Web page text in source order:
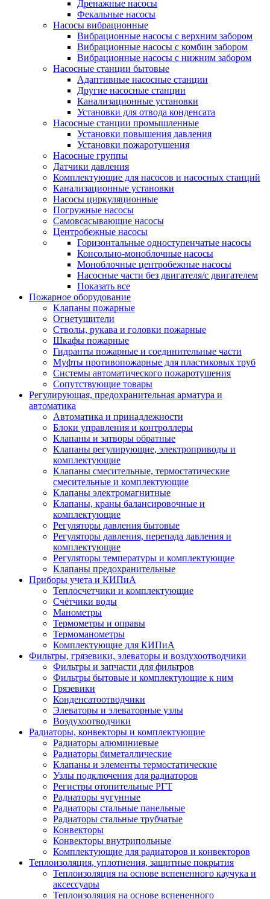
Дренажные насосы
Фекальные насосы
Насосы вибрационные
Вибрационные насосы с верхним забором
Вибрационные насосы с комбин забором
Вибрационные насосы с нижним забором
Насосные станции бытовые
Адаптивные насосные станции
Другие насосные станции
Канализационные установки
Установки для отвода конденсата
Насосные станции промышленные
Установки повышения давления
Установки пожаротушения
Насосные группы
Датчики давления
Комплектующие для насосов и насосных станций
Канализационные установки
Насосы циркуляционные
Погружные насосы
Самовсасывающие насосы
Центробежные насосы
Горизонтальные одноступенчатые насосы
Консольно-моноблочные насосы
Моноблочные центробежные насосы
Насосные части без двигателя/с двигателем
Показать все
Пожарное оборудование
Клапаны пожарные
Огнетушители
Стволы, рукава и головки пожарные
Шкафы пожарные
Гидранты пожарные и соединительные части
Муфты противопожарные для пластиковых труб
Системы автоматического пожаротушения
Сопутствующие товары
Регулирующая, предохранительная арматура и
автоматика
Автоматика и принадлежности
Блоки управления и контроллеры
Клапаны и затворы обратные
Клапаны регулирующие, электроприводы и
комплектующие
Клапаны смесительные, термостатические
смесительные и комплектующие
Клапаны электромагнитные
Клапаны, краны балансировочные и
комплектующие
Регуляторы давления бытовые
Регуляторы давления, перепада давления и
комплектующие
Регуляторы температуры и комплектующие
Клапаны предохранительные
Приборы учета и КИПиА
Теплосчетчики и комплектующие
Счётчики воды
Манометры
Термометры и оправы
Термоманометры
Комплектующие для КИПиА
Фильтры, грязевики, элеваторы и воздухоотводчики
Фильтры и запчасти для фильтров
Фильтры бытовые и комплектующие к ним
Грязевики
Конденсатоотводчики
Элеваторы и элеваторные узлы
Воздухоотводчики
Радиаторы, конвекторы и комплектующие
Радиаторы алюминиевые
Радиаторы биметаллические
Клапаны и элементы термостатические
Узлы подключения для радиаторов
Регистры отопительные РГТ
Радиаторы чугунные
Радиаторы стальные панельные
Радиаторы стальные трубчатые
Конвекторы
Конвекторы внутрипольные
Комплектующие для радиаторов и конвекторов
Теплоизоляция, уплотнения, защитные покрытия
Теплоизоляция на основе вспененного каучука и
аксессуары
Теплоизоляция на основе вспененного